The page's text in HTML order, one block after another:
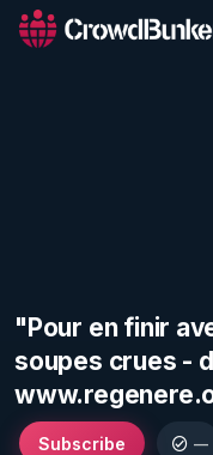
"Pour en finir
soupes crues -
Subscribe —